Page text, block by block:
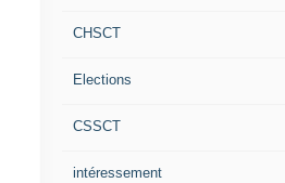
CHSCT
Elections
CSSCT
intéressement